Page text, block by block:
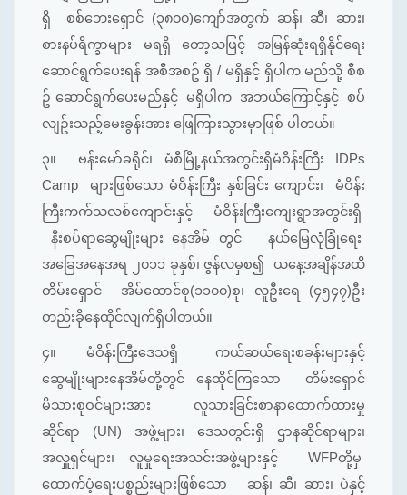
ရှိ စစ်ဘေးရှောင် (၃၈၀၀)ကျော်အတွက် ဆန်၊ ဆီ၊ ဆား၊
စားနပ်ရိက္ခာများ မရရှိ တော့သဖြင့် အမြန်ဆုံးရရှိနိုင်ရေး
ဆောင်ရွက်ပေးရန် အစီအစဥ် ရှိ / မရှိနှင့် ရှိပါက မည်သို့ စီစ
ဥ် ဆောင်ရွက်ပေးမည်နှင့် မရှိပါက အဘယ်ကြောင့်နှင့် စပ်
လျဥ်းသည့်မေးခွန်းအား ဖြေကြားသွားမှာဖြစ် ပါတယ်။
၃။
ဗန်းမော်ခရိုင်၊ မံစီမြို့နယ်အတွင်းရှိမံဝိန်းကြီး IDPs
Camp များဖြစ်သော မံဝိန်းကြီး နှစ်ခြင်း ကျောင်း၊ မံဝိန်း
ကြီးကက်သလစ်ကျောင်းနှင့် မံဝိန်းကြီးကျေးရွာအတွင်းရှိ
နီးစပ်ရာဆွေမျိုးများ နေအိမ် တွင် နယ်မြေလုံခြုံရေး
အခြေအနေအရ ၂၀၁၁ ခုနှစ်၊ ဇွန်လမှစ၍ ယနေ့အချိန်အထိ
တိမ်းရှောင် အိမ်ထောင်စု(၁၁၀၀)စု၊ လူဦးရေ (၄၅၄၇)ဦး
တည်းခိုနေထိုင်လျက်ရှိပါတယ်။
၄။
မံဝိန်းကြီးဒေသရှိ ကယ်ဆယ်ရေးစခန်းများနှင့်
ဆွေမျိုးများနေအိမ်တို့တွင် နေထိုင်ကြသော တိမ်းရှောင်
မိသားစုဝင်များအား လူသားခြင်းစာနာထောက်ထားမှု
ဆိုင်ရာ (UN) အဖွဲ့များ၊ ဒေသတွင်းရှိ ဌာနဆိုင်ရာများ၊
အလှူရှင်များ၊ လူမှုရေးအသင်းအဖွဲ့များနှင့် WFPတို့မှ
ထောက်ပံ့ရေးပစ္စည်းများဖြစ်သော ဆန်၊ ဆီ၊ ဆား၊ ပဲနှင့်